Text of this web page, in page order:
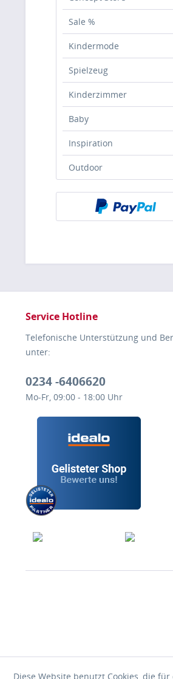
Sale %
Kindermode
Spielzeug
Kinderzimmer
Baby
Inspiration
Outdoor
Service Hotline
Telefonische Unterstützung und
unter:
0234 -6406620
Mo-Fr, 09:00 - 18:00 Uhr
Diese Website benutzt Cookies, die